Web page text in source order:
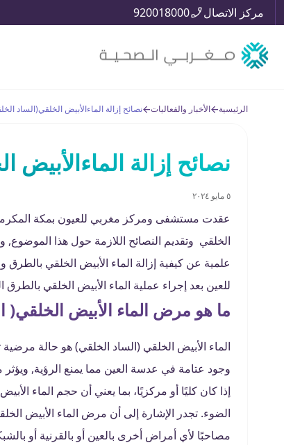
مركز الاتصال 920018000
الرئيسية الأخبار والفعاليات نصائح إزالة الماءالأبيض الخلقي(الساد
نصائح إزالة
٥ مايو ٢٠٢٤
عقدت مستشفى ومركز مغربي للعيون بمكة المكرمة
الخلقي وتقديم النصائح اللازمة حول هذا
علمية عن كيفية إزالة الماء الأبيض الخلقي
للعين بعد إجراء عملية الماء الأبيض الخلقي بالطرق
ما هو مرض الماء الأبيض الخلقي(
الماء الأبيض الخلقي (الساد الخلقي) هو حالة
وجود عتامة في عدسة العين مما يمنع الرؤية,
إذا كان كليًا أو مركزيًا، بما يعني أن حجم الماء
الضوء. تجدر الإشارة إلى أن مرض الماء الأبيض
مصاحبًا لأي أمراض أخرى بالعين أو بالقرنية أو